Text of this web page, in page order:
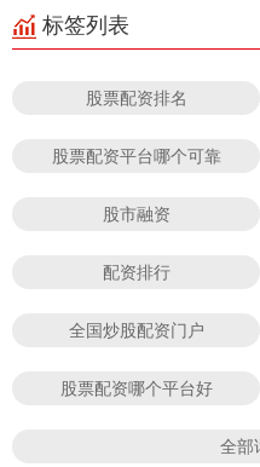
标签列表
股票配资排名
股票配资平台哪个可靠
股市融资
配资排行
全国炒股配资门户
股票配资哪个平台好
全部